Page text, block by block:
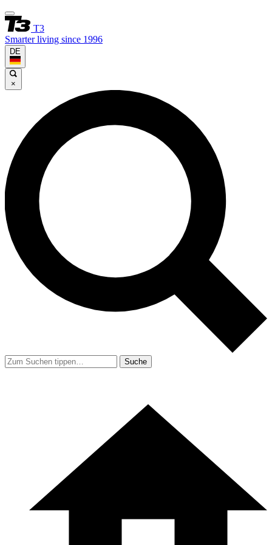
T3
Smarter living since 1996
DE
×
Suche